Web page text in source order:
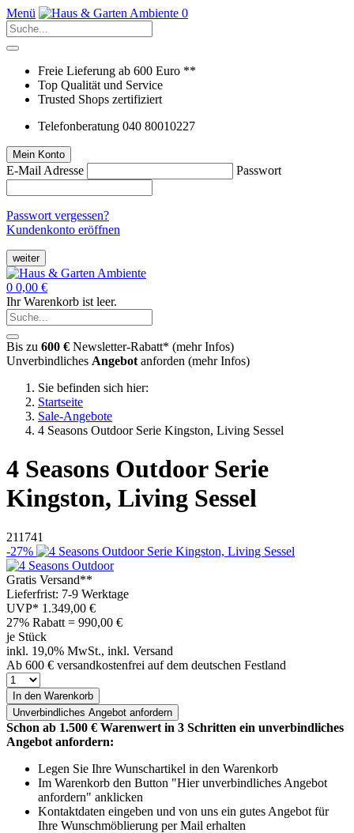
Menü 0
Freie Lieferung ab 600 Euro **
Top Qualität und Service
Trusted Shops zertifiziert
Telefonberatung 040 80010227
Mein Konto
E-Mail Adresse Passwort
Passwort vergessen?
Kundenkonto eröffnen
weiter
0 0,00 €
Ihr Warenkorb ist leer.
Bis zu 600 € Newsletter-Rabatt* (mehr Infos)
Unverbindliches Angebot anforden (mehr Infos)
Sie befinden sich hier:
Startseite
Sale-Angebote
4 Seasons Outdoor Serie Kingston, Living Sessel
4 Seasons Outdoor Serie
Kingston, Living Sessel
211741
-27%
Gratis Versand**
Lieferfrist: 7-9 Werktage
UVP* 1.349,00 €
27% Rabatt = 990,00 €
je Stück
inkl. 19,0% MwSt., inkl. Versand
Ab 600 € versandkostenfrei auf dem deutschen Festland
In den Warenkorb
Unverbindliches Angebot anfordern
Schon ab 1.500 € Warenwert in 3 Schritten ein unverbindliches
Angebot anfordern:
Legen Sie Ihre Wunschartikel in den Warenkorb
Im Warenkorb den Button "Hier unverbindliches Angebot
anfordern" anklicken
Kontaktdaten eingeben und von uns ein gutes Angebot für
Ihre Wunschmöblierung per Mail erhalten